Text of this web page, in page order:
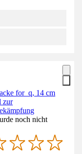
for_q, 14 cm
zur
noch nicht